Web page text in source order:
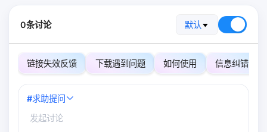
0条讨论 默认
链接失效反馈 下载遇到问题 如何使用 信息纠错
#求助提问